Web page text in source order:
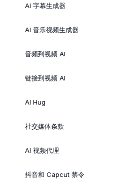
AI 字幕生成器
AI 音乐视频生成器
音频到视频 AI
链接到视频 AI
AI Hug
社交媒体条款
AI 视频代理
抖音和 Capcut 禁令